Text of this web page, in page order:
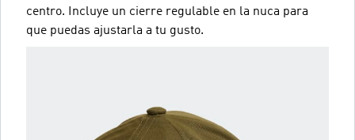
centro. Incluye un cierre regulable en la nuca para
que puedas ajustarla a tu gusto.